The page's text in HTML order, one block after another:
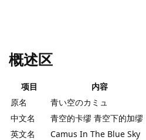
概述区
项目
内容
原名
青い空のカミュ
中文名
青空的卡缪 青空下的加缪
英文名
Camus In The Blue Sky